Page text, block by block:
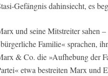
Gefängnis dahinsiecht, es
und seine Mitstreiter sahen
Familie« sprachen,
& Co. die »Aufhebung der
etwa bestreiten Marx und